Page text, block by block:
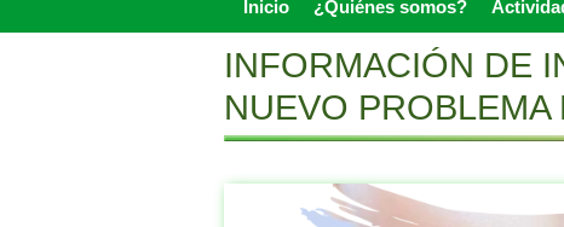
Menu
Skip to content
Inicio ¿Quiénes somos?
INFORMACIÓN DE
NUEVO PROBLEMA